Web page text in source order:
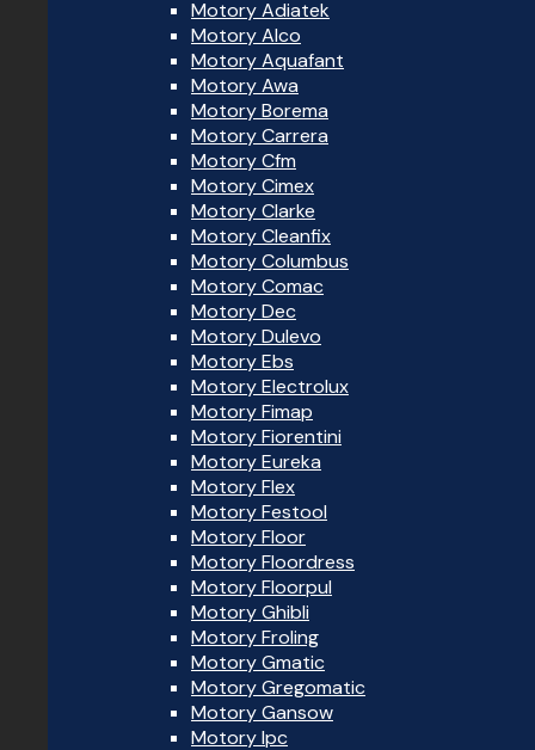
Motory Adiatek
Motory Alco
Motory Aquafant
Motory Awa
Motory Borema
Motory Carrera
Motory Cfm
Motory Cimex
Motory Clarke
Motory Cleanfix
Motory Columbus
Motory Comac
Motory Dec
Motory Dulevo
Motory Ebs
Motory Electrolux
Motory Fimap
Motory Fiorentini
Motory Eureka
Motory Flex
Motory Festool
Motory Floor
Motory Floordress
Motory Floorpul
Motory Ghibli
Motory Froling
Motory Gmatic
Motory Gregomatic
Motory Gansow
Motory Ipc